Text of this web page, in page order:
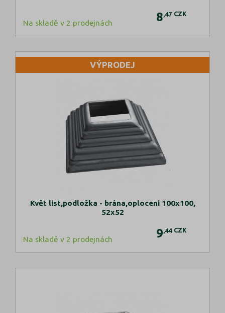
Na skladě v 2 prodejnách 8 ,47 CZK
VÝPRODEJ
Květ list,podložka - brána,oploceni 100x100,
52x52
Na skladě v 2 prodejnách 9 ,44 CZK